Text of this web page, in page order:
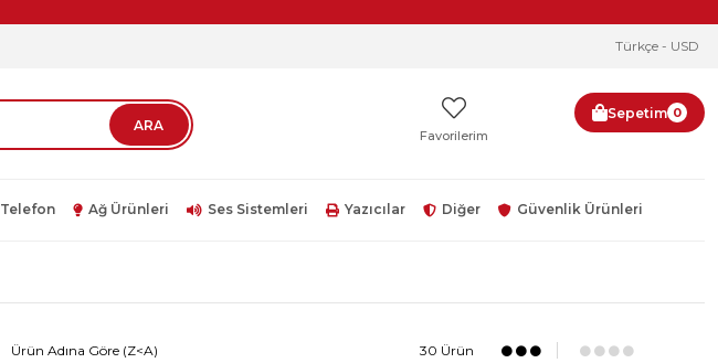
Türkçe - USD
Sepetim 0
Favorilerim
Telefon Ağ Ürünleri Ses Sistemleri Yazıcılar Diğer Güvenlik Ürünleri
Ürün Adına Göre (Z<A) 30 Ürün